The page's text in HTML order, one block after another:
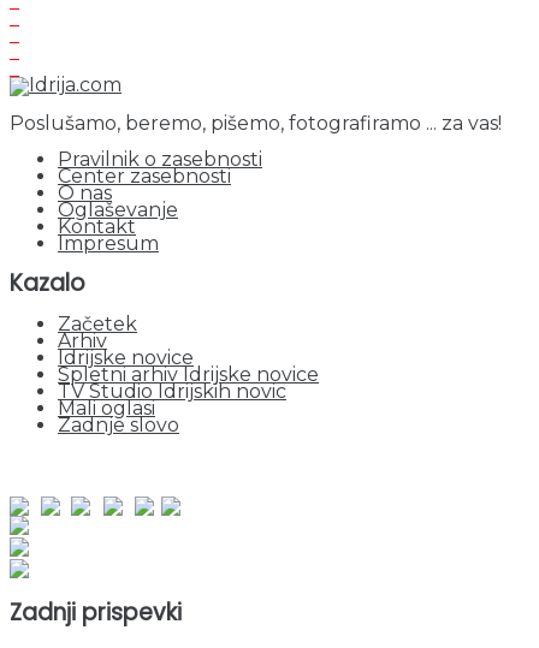
Poslušamo, beremo, pišemo, fotografiramo ... za vas!
Pravilnik o zasebnosti
Center zasebnosti
O nas
Oglaševanje
Kontakt
Impresum
Kazalo
Začetek
Arhiv
Idrijske novice
Spletni arhiv Idrijske novice
TV Studio Idrijskih novic
Mali oglasi
Zadnje slovo
Zadnji prispevki